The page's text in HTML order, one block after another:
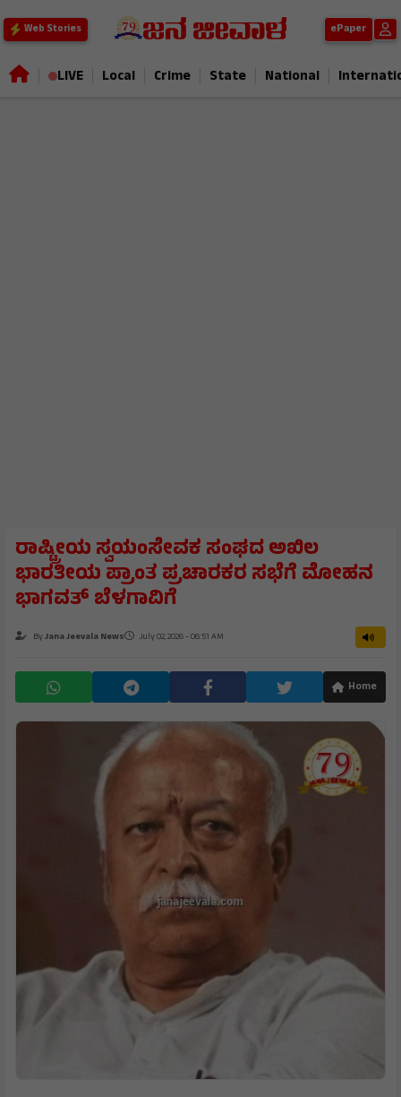
Web Stories ePaper
LIVE Local Crime State National
ರಾಷ್ಟ್ರೀಯ ಸ್ವಯಂಸೇವಕ ಸಂಘದ ಅಖಿಲ
ಭಾರತೀಯ ಪ್ರಾಂತ ಪ್ರಚಾರಕರ ಸಭೆಗೆ ಮೋಹನ
ಭಾಗವತ್ ಬೆಳಗಾವಿಗೆ
ByJana Jeevala News July 02, 2026 - 06:51 AM
Home